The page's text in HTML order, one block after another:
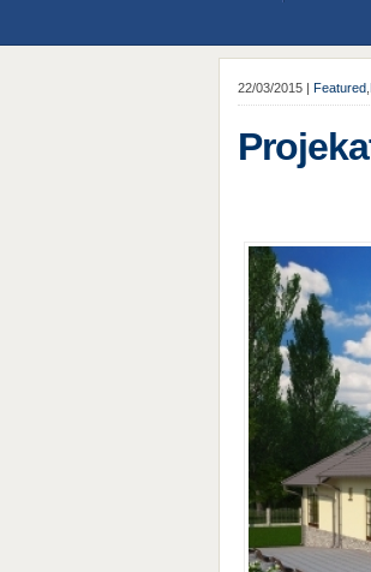
22/03/2015 | Featured